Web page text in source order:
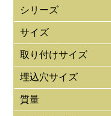
シリーズ
サイズ
取り付けサイズ
埋込穴サイズ
質量